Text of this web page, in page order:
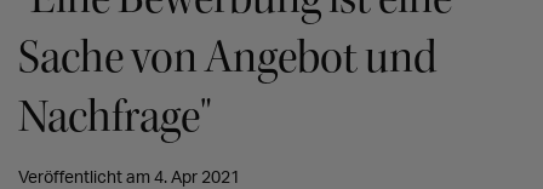
Sache von Angebot und
Nachfrage"
Veröffentlicht am 4. Apr 2021